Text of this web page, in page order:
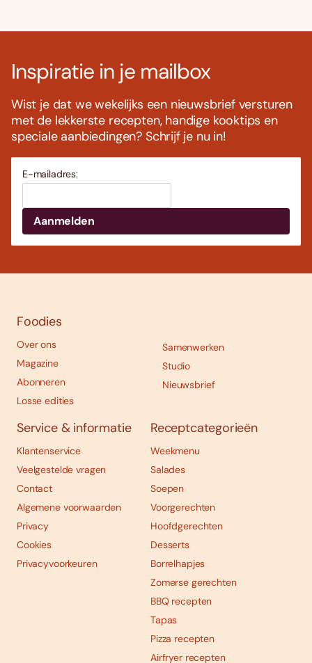
Inspiratie in je mailbox
Wist je dat we wekelijks een nieuwsbrief versturen
met de lekkerste recepten, handige kooktips en
speciale aanbiedingen? Schrijf je nu in!
E-mailadres:
Foodies
Over ons
Magazine
Abonneren
Losse edities
Samenwerken
Studio
Nieuwsbrief
Service & informatie
Klantenservice
Veelgestelde vragen
Contact
Algemene voorwaarden
Privacy
Cookies
Privacyvoorkeuren
Receptcategorieën
Weekmenu
Salades
Soepen
Voorgerechten
Hoofdgerechten
Desserts
Borrelhapjes
Zomerse gerechten
BBQ recepten
Tapas
Pizza recepten
Airfryer recepten